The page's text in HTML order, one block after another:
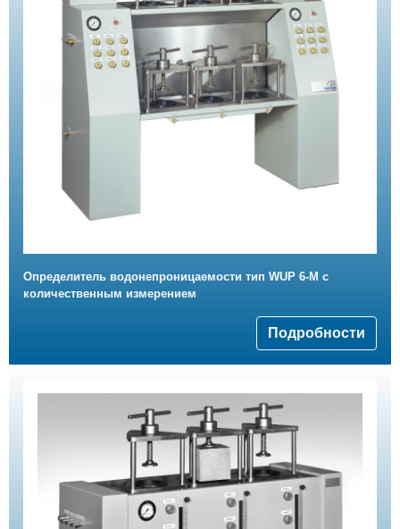
Определитель водонепроницаемости тип WUP 6-M с
количественным измерением
Подробности